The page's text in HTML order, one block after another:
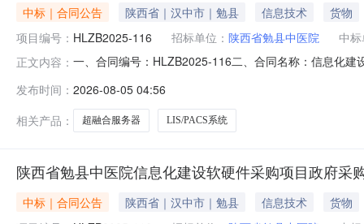
中标｜合同公告 陕西省｜汉中市｜勉县 信息技术
货物
项目编号： HLZB2025-116 招标单位： 陕西省勉县中医院
中
正文内容： 一、合同编号：HLZB2025-116二、合同名称：信息化
阳街道三国尊城C幢3楼联系方式：0916-3238699六、
发布时间： 2026-08-05 04:56
相关产品：
超融合服务器 LIS/PACS系统
陕西省勉县中医院信息化建设软硬件采购项目政府采
中标｜合同公告 陕西省｜汉中市｜勉县 信息技术
货物